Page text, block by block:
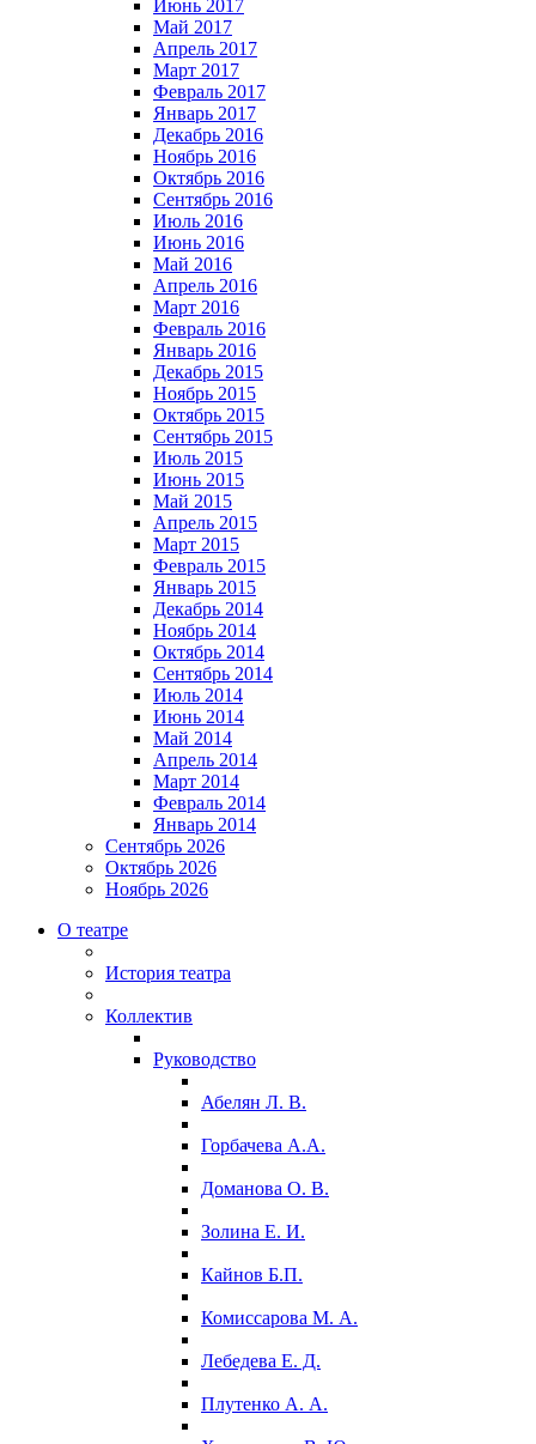
Июнь 2017
Май 2017
Апрель 2017
Март 2017
Февраль 2017
Январь 2017
Декабрь 2016
Ноябрь 2016
Октябрь 2016
Сентябрь 2016
Июль 2016
Июнь 2016
Май 2016
Апрель 2016
Март 2016
Февраль 2016
Январь 2016
Декабрь 2015
Ноябрь 2015
Октябрь 2015
Сентябрь 2015
Июль 2015
Июнь 2015
Май 2015
Апрель 2015
Март 2015
Февраль 2015
Январь 2015
Декабрь 2014
Ноябрь 2014
Октябрь 2014
Сентябрь 2014
Июль 2014
Июнь 2014
Май 2014
Апрель 2014
Март 2014
Февраль 2014
Январь 2014
Сентябрь 2026
Октябрь 2026
Ноябрь 2026
О театре
История театра
Коллектив
Руководство
Абелян Л. В.
Горбачева А.А.
Доманова О. В.
Золина Е. И.
Кайнов Б.П.
Комиссарова М. А.
Лебедева Е. Д.
Плутенко А. А.